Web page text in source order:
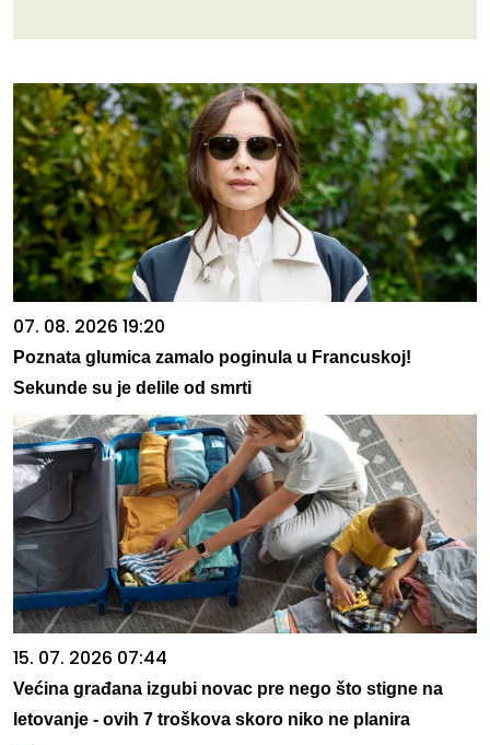
07. 08. 2026 19:20
Poznata glumica zamalo poginula u Francuskoj!
Sekunde su je delile od smrti
15. 07. 2026 07:44
Većina građana izgubi novac pre nego što stigne na
letovanje - ovih 7 troškova skoro niko ne planira